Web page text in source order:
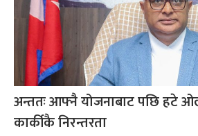
अन्ततः आफ्नै योजनाबाट पछि हटे
कार्कीकै निरन्तरता